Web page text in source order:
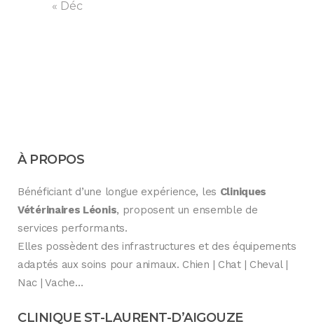
« Déc
À PROPOS
Bénéficiant d’une longue expérience, les Cliniques
Vétérinaires Léonis, proposent un ensemble de
services performants.
Elles possèdent des infrastructures et des équipements
adaptés aux soins pour animaux. Chien | Chat | Cheval |
Nac | Vache…
CLINIQUE ST-LAURENT-D’AIGOUZE